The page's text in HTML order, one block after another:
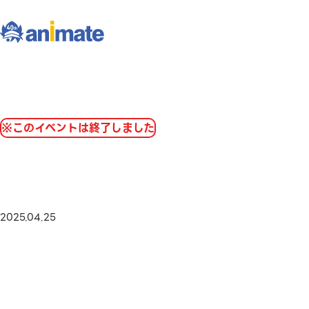
※このイベントは終了しました
2025.04.25